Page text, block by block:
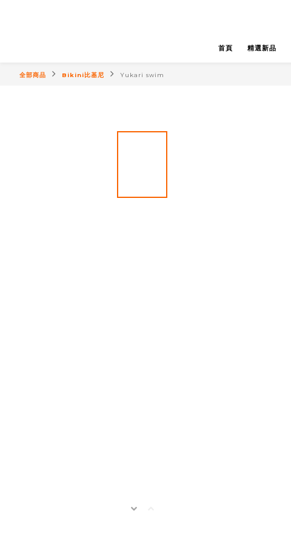
首頁 精選新品
全部商品 Bikini比基尼 Yukari swim